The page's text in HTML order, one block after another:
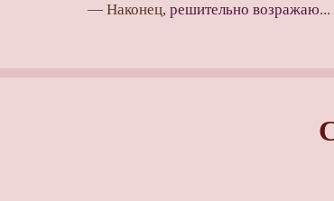
— Наконец, решительно возражаю...